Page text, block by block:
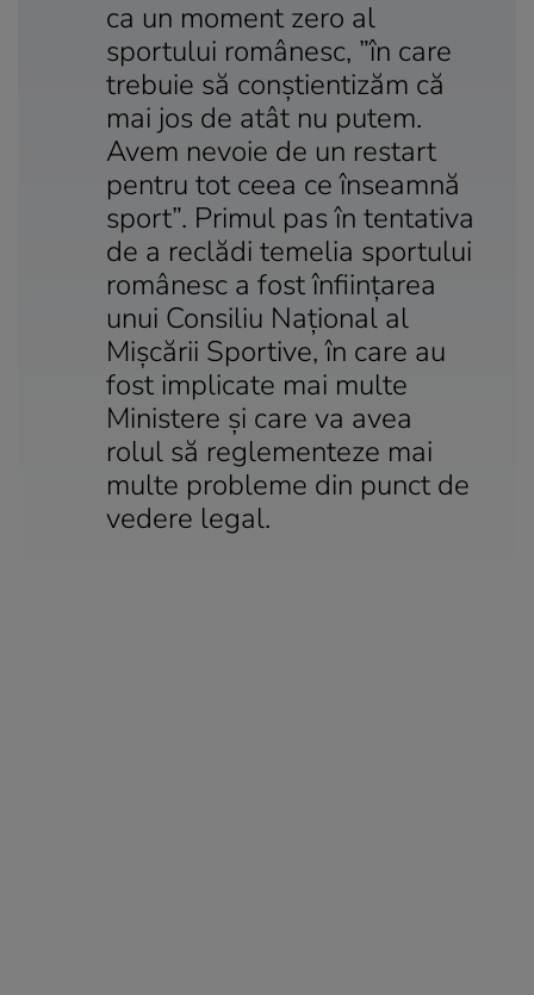
ca un moment zero al
sportului românesc, ”în care
trebuie să conştientizăm că
mai jos de atât nu putem.
Avem nevoie de un restart
pentru tot ceea ce înseamnă
sport”. Primul pas în tentativa
de a reclădi temelia sportului
românesc a fost înfiinţarea
unui Consiliu Naţional al
Mişcării Sportive, în care au
fost implicate mai multe
Ministere şi care va avea
rolul să reglementeze mai
multe probleme din punct de
vedere legal.